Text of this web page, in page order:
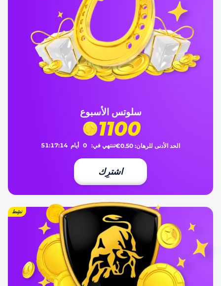
سلوتس الأسبوع
1100
الحد الأدنى للرهان: €0.50تنتهي في: 0 أيام 14
:
17
:
51
اشترِك
نشِط